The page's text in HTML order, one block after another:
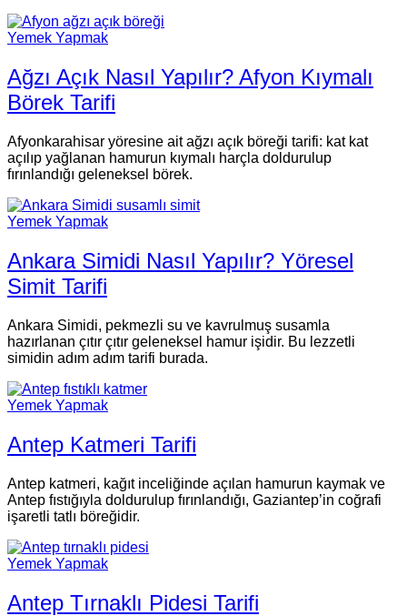
Yemek Yapmak
Ağzı Açık Nasıl Yapılır? Afyon Kıymalı
Börek Tarifi
Afyonkarahisar yöresine ait ağzı açık böreği tarifi: kat kat
açılıp yağlanan hamurun kıymalı harçla doldurulup
fırınlandığı geleneksel börek.
Yemek Yapmak
Ankara Simidi Nasıl Yapılır? Yöresel
Simit Tarifi
Ankara Simidi, pekmezli su ve kavrulmuş susamla
hazırlanan çıtır çıtır geleneksel hamur işidir. Bu lezzetli
simidin adım adım tarifi burada.
Yemek Yapmak
Antep Katmeri Tarifi
Antep katmeri, kağıt inceliğinde açılan hamurun kaymak ve
Antep fıstığıyla doldurulup fırınlandığı, Gaziantep’in coğrafi
işaretli tatlı böreğidir.
Yemek Yapmak
Antep Tırnaklı Pidesi Tarifi